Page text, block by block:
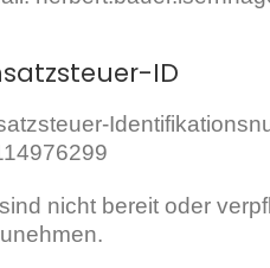
ID
nicht bereit oder